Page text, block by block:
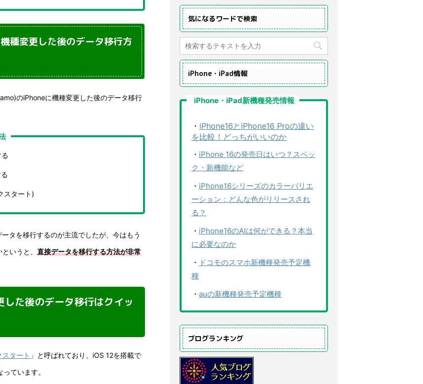
種変更した後のデータ移行方
のiPhoneに機種変更した後のデータ移行
スタート)
タを移行するのが主流でしたが、今はもう
いうと、 直接データを移行する方法が非常
た後のデータ移行はクイッ
スタート 」と呼ばれており、iOS 12を搭載で
ています。
気になるワードで検索
iPhone・iPad情報
iPhone・iPad新機種発売情報
・ iPhone16とiPhone16 Proの違い
を比較！どっちがいいのか
・ iPhone 16の発売日はいつ？スペッ
ク・新機能など
・ iPhone16シリーズのカラーバリエ
ーション：どんな色がリリースされ
る？
・ iPhone16のAIは何ができる？本当
に必要なのか
・ ドコモのスマホ新機種発売予定機
種
・ auの新機種発売予定機種
ブログランキング